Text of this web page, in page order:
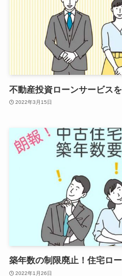
不動産投資ローンサービス
2022年3月15日
築年数の制限廃止！住宅ロ
2022年1月26日